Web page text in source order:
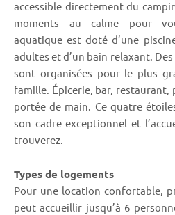
accessible directement du
moments au calme pour
aquatique est doté d’une
adultes et d’un bain relaxant.
sont organisées pour le plus
famille. Épicerie, bar, restaurant,
portée de main. Ce quatre
son cadre exceptionnel et
trouverez.
Types de logements
Pour une location confortable,
peut accueillir jusqu’à 6